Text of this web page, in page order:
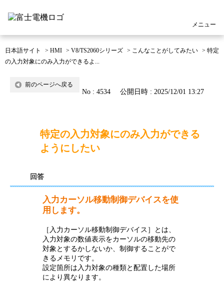
メニュー
日本語サイト > HMI > V8/TS2060シリーズ > こんなことがしてみたい > 特定
の入力対象にのみ入力ができるよ...
前のページへ戻る
No : 4534 公開日時 : 2025/12/01 13:27
特定の入力対象にのみ入力ができる
ようにしたい
回答
入力カーソル移動制御デバイスを使
用します。
［入力カーソル移動制御デバイス］とは、
入力対象の数値表示をカーソルの移動先の
対象とするかしないか、制御することがで
きるメモリです。
設定箇所は入力対象の種類と配置した場所
により異なります。